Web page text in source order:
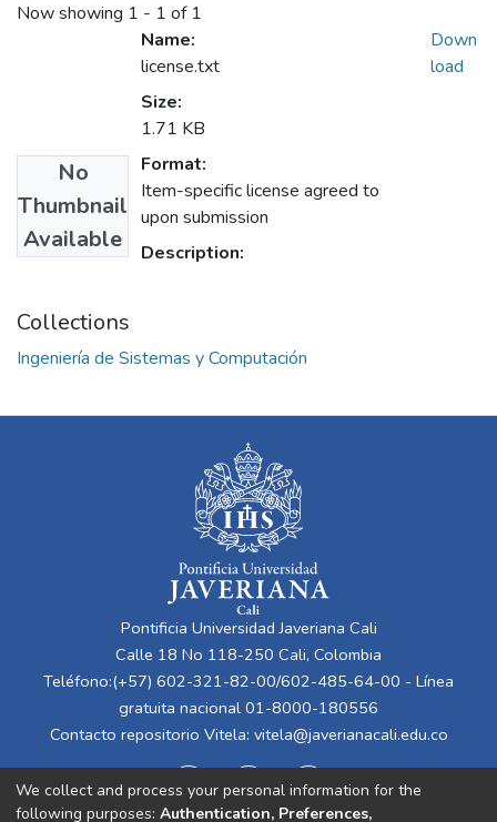
Now showing 1 - 1 of 1
No
Thumbnail
Available
Name:
license.txt
Size:
1.71 KB
Format:
Item-specific license agreed to
upon submission
Description:
Down
load
Collections
Ingeniería de Sistemas y Computación
Pontificia Universidad Javeriana Cali
Calle 18 No 118-250 Cali, Colombia
Teléfono:(+57) 602-321-82-00/602-485-64-00 - Línea
gratuita nacional 01-8000-180556
Contacto repositorio Vitela: vitela@javerianacali.edu.co
We collect and process your personal information for the
following purposes: Authentication, Preferences,